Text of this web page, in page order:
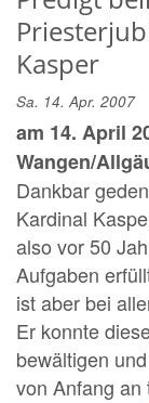
Kasper
Sa. 14. Apr. 2007
am 14. April
Wangen/
Dankbar
Kardinal
also vor 50
Aufgaben
ist aber bei
Er konnte
bewältigen
von Anfang an